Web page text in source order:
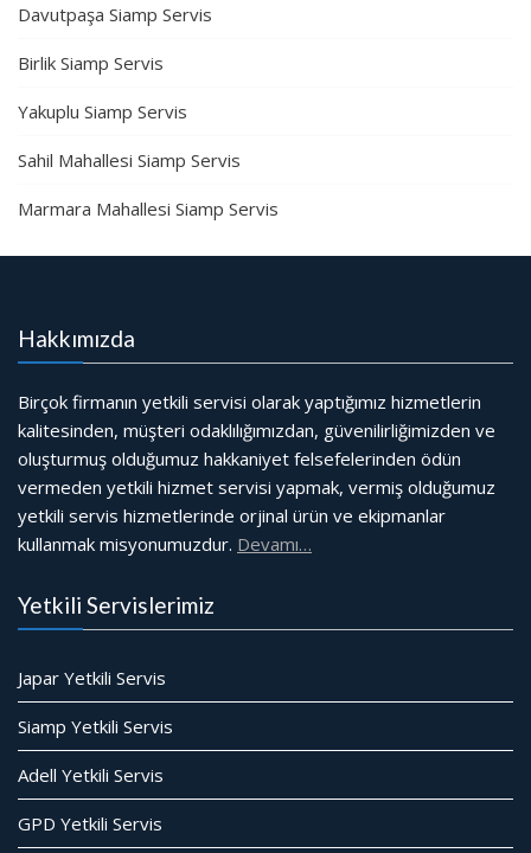
Davutpaşa Siamp Servis
Birlik Siamp Servis
Yakuplu Siamp Servis
Sahil Mahallesi Siamp Servis
Marmara Mahallesi Siamp Servis
Hakkımızda
Birçok firmanın yetkili servisi olarak yaptığımız hizmetlerin
kalitesinden, müşteri odaklılığımızdan, güvenilirliğimizden ve
oluşturmuş olduğumuz hakkaniyet felsefelerinden ödün
vermeden yetkili hizmet servisi yapmak, vermiş olduğumuz
yetkili servis hizmetlerinde orjinal ürün ve ekipmanlar
kullanmak misyonumuzdur. Devamı…
Yetkili Servislerimiz
Japar Yetkili Servis
Siamp Yetkili Servis
Adell Yetkili Servis
GPD Yetkili Servis